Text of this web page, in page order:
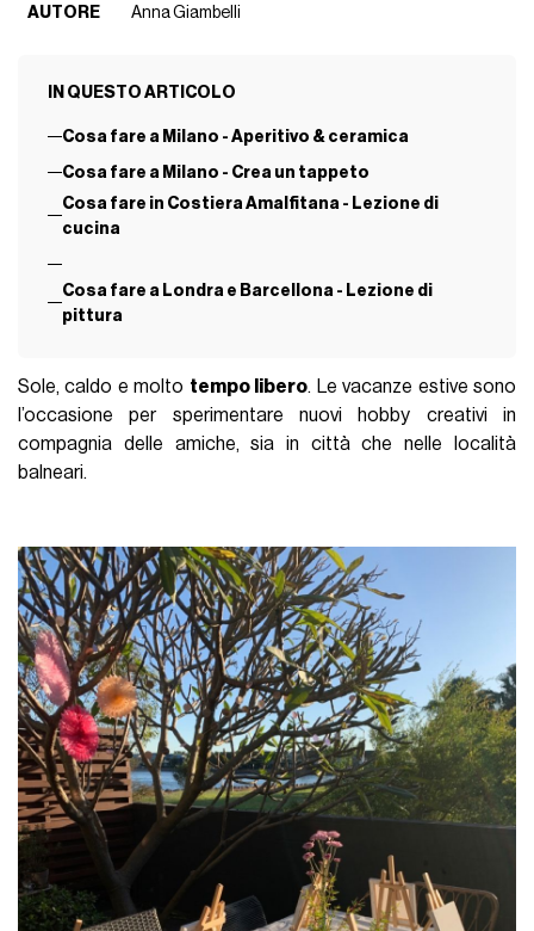
AUTORE
Anna Giambelli
IN QUESTO ARTICOLO
Cosa fare a Milano - Aperitivo & ceramica
Cosa fare a Milano - Crea un tappeto
Cosa fare in Costiera Amalfitana - Lezione di
cucina
Cosa fare a Londra e Barcellona - Lezione di
pittura
Sole, caldo e molto tempo libero. Le vacanze estive sono
l’occasione per sperimentare nuovi hobby creativi in
compagnia delle amiche, sia in città che nelle località
balneari.